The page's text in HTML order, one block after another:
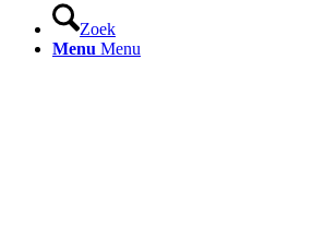
Zoek
Menu Menu